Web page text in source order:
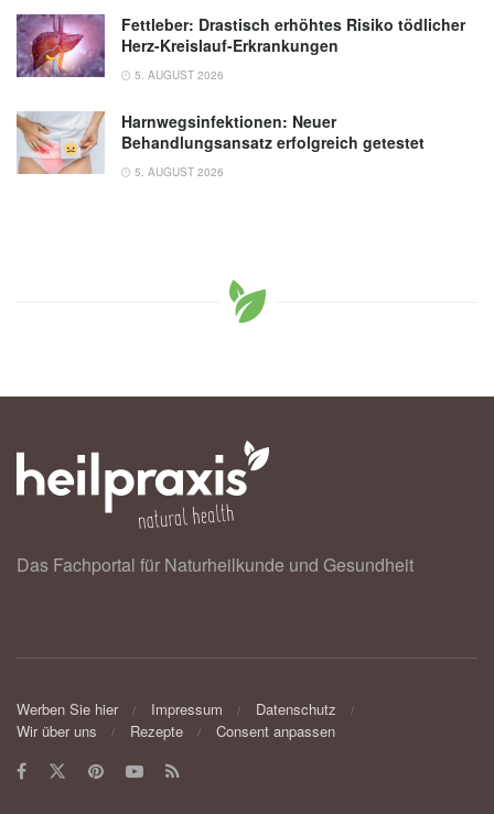
Fettleber: Drastisch erhöhtes Risiko tödlicher
Herz-Kreislauf-Erkrankungen
5. AUGUST 2026
Harnwegsinfektionen: Neuer
Behandlungsansatz erfolgreich getestet
5. AUGUST 2026
Das Fachportal für Naturheilkunde und Gesundheit
Werben Sie hier Impressum
Datenschutz
Wir über uns
Rezepte Consent anpassen